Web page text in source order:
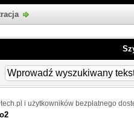
i użytkowników bezpłatnego